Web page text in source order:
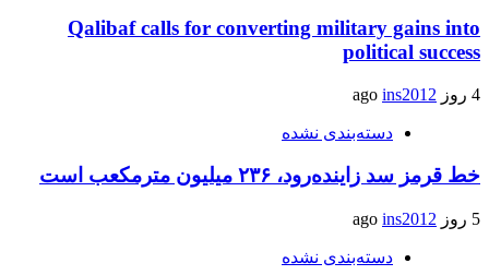
Qalibaf calls for converting military gains into
political success
4 روز ago ins2012
دسته‌بندی نشده
خط قرمز سد زاینده‌رود، ۲۳۶ میلیون مترمکعب است
5 روز ago ins2012
دسته‌بندی نشده